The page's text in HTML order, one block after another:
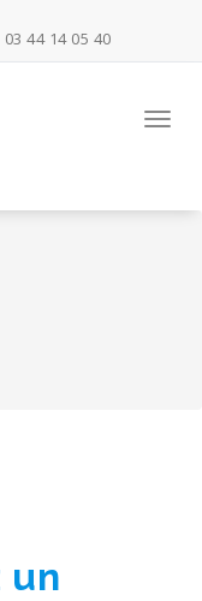
03 44 14 05 40
un